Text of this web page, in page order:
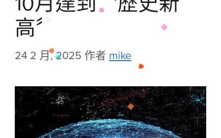
高〞
24 2 月, 2025 作者 mike